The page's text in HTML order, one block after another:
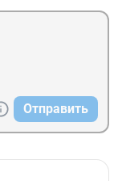
Отправить